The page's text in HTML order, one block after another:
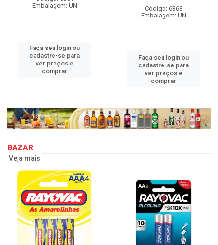
Embalagem: UN
Faça seu login ou
cadastre-se para
ver preços e
comprar
Código: 6368
Embalagem: UN
Faça seu login ou
cadastre-se para
ver preços e
comprar
BAZAR
Veja mais